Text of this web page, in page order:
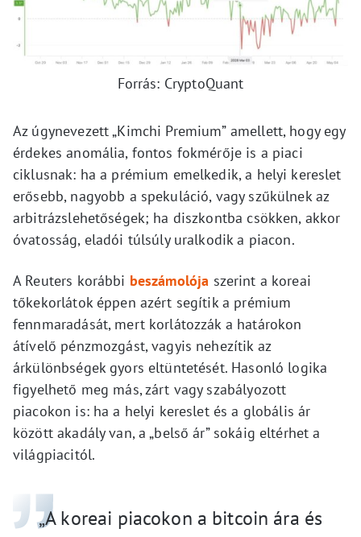
Forrás: CryptoQuant
Az úgynevezett „Kimchi Premium” amellett, hogy egy
érdekes anomália, fontos fokmérője is a piaci
ciklusnak: ha a prémium emelkedik, a helyi kereslet
erősebb, nagyobb a spekuláció, vagy szűkülnek az
arbitrázslehetőségek; ha diszkontba csökken, akkor
óvatosság, eladói túlsúly uralkodik a piacon.
A Reuters korábbi beszámolója szerint a koreai
tőkekorlátok éppen azért segítik a prémium
fennmaradását, mert korlátozzák a határokon
átívelő pénzmozgást, vagyis nehezítik az
árkülönbségek gyors eltüntetését. Hasonló logika
figyelhető meg más, zárt vagy szabályozott
piacokon is: ha a helyi kereslet és a globális ár
között akadály van, a „belső ár” sokáig eltérhet a
világpiacitól.
„A koreai piacokon a bitcoin ára és